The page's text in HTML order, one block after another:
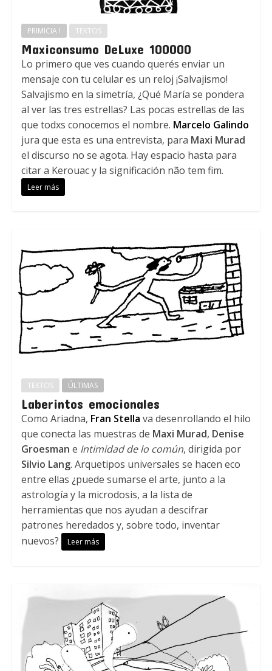
PRIMICIA ! TEXTOS
Maxiconsumo DeLuxe 100000
Lo primero que ves cuando querés enviar un
mensaje con tu celular es un reloj ¡Salvajismo!
Salvajismo en la simetría, ¿Qué María se pondera
al ver las tres estrellas? Las pocas estrellas de las
que todxs conocemos el nombre. Marcelo Galindo
jura que esta es una entrevista, para Maxi Murad
el discurso no se agota. Hay espacio hasta para
citar a Kerouac y la significación não tem fim.
Leer más
TEXTOS ÚLTIMAS
Laberintos emocionales
Como Ariadna, Fran Stella va desenrollando el hilo
que conecta las muestras de Maxi Murad, Denise
Groesman e Intimidad de lo común, dirigida por
Silvio Lang. Arquetipos universales se hacen eco
entre ellas ¿puede sumarse el arte, junto a la
astrología y la microdosis, a la lista de
herramientas que nos ayudan a descifrar
patrones heredados y, sobre todo, inventar
nuevos?
Leer más